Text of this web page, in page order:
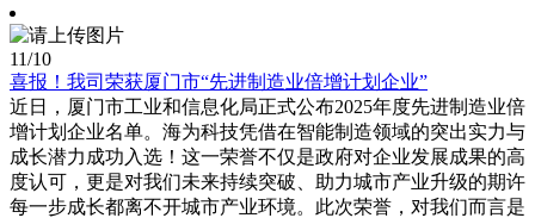
11/10
喜报！我司荣获厦门市“先进制造业倍增计划企业”
近日，厦门市工业和信息化局正式公布2025年度先进制造业倍
增计划企业名单。海为科技凭借在智能制造领域的突出实力与
成长潜力成功入选！这一荣誉不仅是政府对企业发展成果的高
度认可，更是对我们未来持续突破、助力城市产业升级的期许
每一步成长都离不开城市产业环境。此次荣誉，对我们而言是